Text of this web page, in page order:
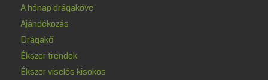
A hónap drágaköve
Ajándékozás
Drágakő
Ékszer trendek
Ékszer viselés kisokos